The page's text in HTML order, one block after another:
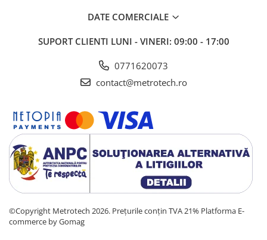
Echere vincluri
Mese de control planeitate
Raportoare
Instrumente de centrare si marcare
Compasuri profesionale
Dispozitive setare punct zero
Ace de trasat si punctatoare
Dispozitive de centrare
Poansoane si sabloane de marcat
DATE COMERCIALE
SUPORT CLIENTI LUNI - VINERI: 09:00 - 17:00
0771620073
contact@metrotech.ro
©Copyright Metrotech 2026. Prețurile conțin TVA 21% Platforma E-
commerce by Gomag